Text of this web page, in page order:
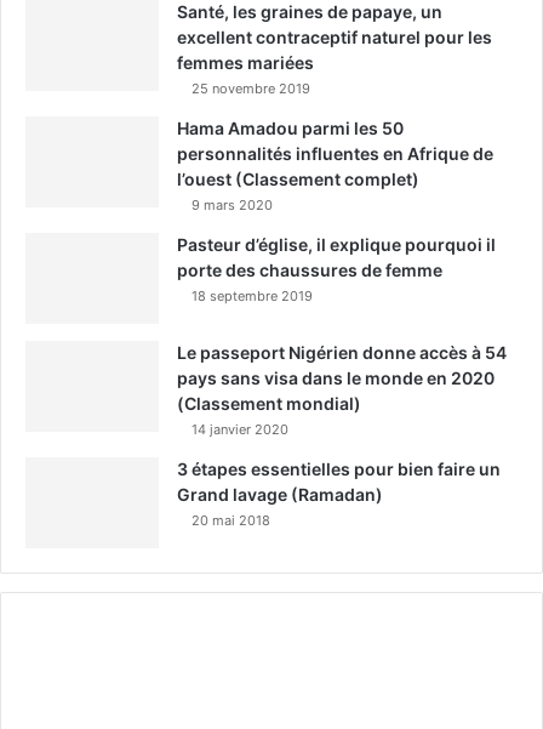
Santé, les graines de papaye, un
excellent contraceptif naturel pour les
femmes mariées
25 novembre 2019
Hama Amadou parmi les 50
personnalités influentes en Afrique de
l’ouest (Classement complet)
9 mars 2020
Pasteur d’église, il explique pourquoi il
porte des chaussures de femme
18 septembre 2019
Le passeport Nigérien donne accès à 54
pays sans visa dans le monde en 2020
(Classement mondial)
14 janvier 2020
3 étapes essentielles pour bien faire un
Grand lavage (Ramadan)
20 mai 2018